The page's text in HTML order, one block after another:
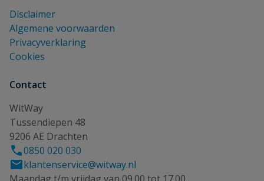
Disclaimer
Algemene voorwaarden
Privacyverklaring
Cookies
Contact
WitWay
Tussendiepen 48
9206 AE Drachten
0850 020 030
klantenservice@witway.nl